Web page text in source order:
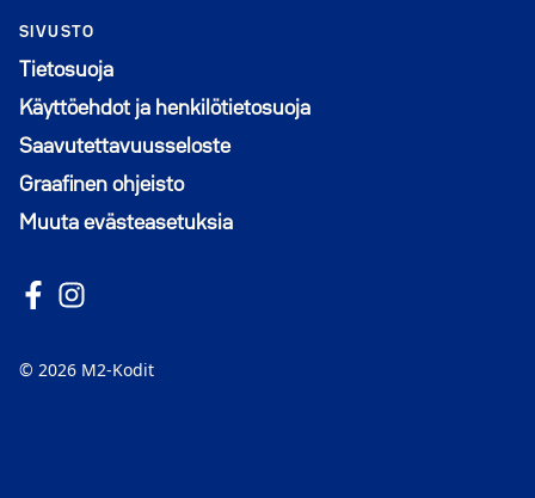
SIVUSTO
Tietosuoja
Käyttöehdot ja henkilötietosuoja
Saavutettavuusseloste
Graafinen ohjeisto
Muuta evästeasetuksia
Seuraa meitä Facebookissa
Avautuu uuteen ikkunaan
Seuraa Instagramissa
Avautuu uuteen ikkunaan
© 2026 M2-Kodit